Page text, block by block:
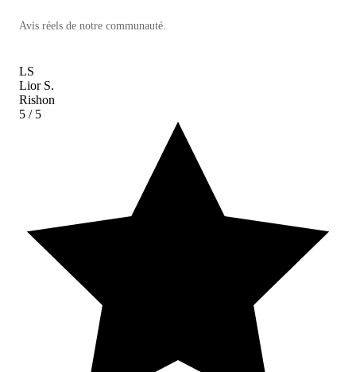
Avis réels de notre communauté.
LS
Lior S.
Rishon
5 / 5